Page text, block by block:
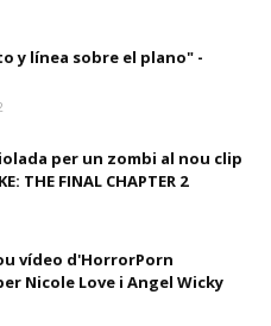
y línea sobre el plano" -
per un zombi al nou clip
THE FINAL CHAPTER 2
vídeo d'HorrorPorn
Nicole Love i Angel Wicky